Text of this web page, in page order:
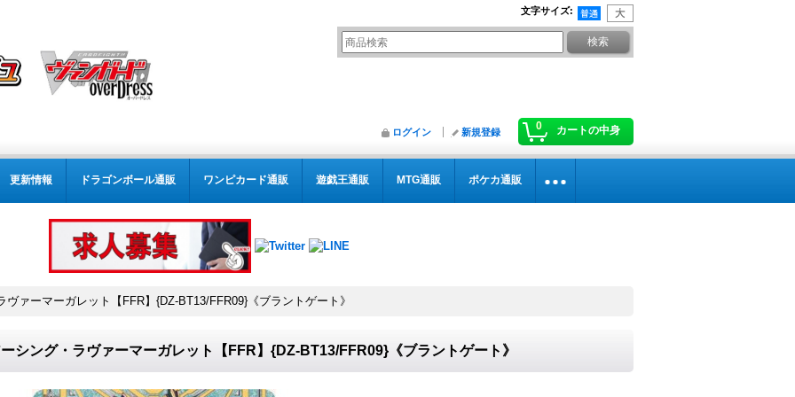
文字サイズ:
0 カートの中身
ログイン 新規登録
更新情報 ドラゴンボール通販 ワンピカード通販 遊戯王通販 MTG通販 ポケカ通販
ヴァーマーガレット【FFR】{DZ-BT13/FFR09}《ブラントゲート》
シング・ラヴァーマーガレット【FFR】{DZ-BT13/FFR09}《ブラントゲート》